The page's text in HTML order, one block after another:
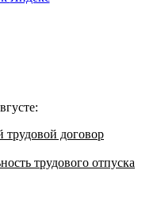
договор
трудового отпуска